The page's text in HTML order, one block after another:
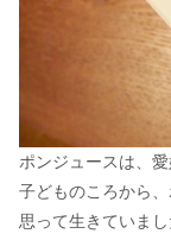
ポンジュースは、
子どものころから
思って生きていまし